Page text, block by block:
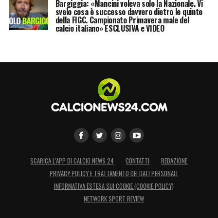
pareggi ed una sconfitta (quella contro la
Roma alla prima del2019). Nelle ultime sei
. Basti pensare che
, nel girone di ritorno, ha fatto
lo stesso numero di punti del Torino, ma con
una differenza reti peggiore (+6
quelle di Eusebio Di
Francesco).
LA PLAYLIST DELLE NOSTRE TOP NEWS
Bargiggia: «Mancini voleva solo la Nazionale. Vi
svelo cosa è successo davvero dietro le quinte
della FIGC. Campionato Primavera male del
calcio italiano» ESCLUSIVA e VIDEO
SCARICA L’APP DI CALCIO NEWS 24 CONTATTI
REDAZIONE
PRIVACY POLICY E TRATTAMENTO DEI DATI PERSONALI
INFORMATIVA ESTESA SUI COOKIE (COOKIE POLICY)
NETWORK SPORT REVIEW